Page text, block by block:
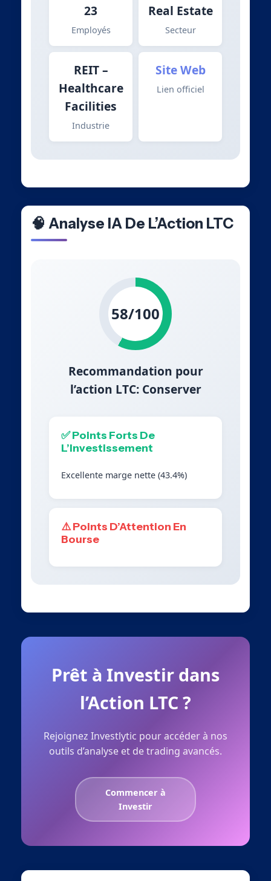
23
Employés
Real Estate
Secteur
REIT –
Healthcare
Facilities
Industrie
Site Web
Lien officiel
🧠 Analyse IA De L’Action LTC
58/100
Recommandation pour
l’action LTC: Conserver
✅ Points Forts De
L’Investissement
Excellente marge nette (43.4%)
⚠️ Points D’Attention En
Bourse
Prêt à Investir dans
l’Action LTC ?
Rejoignez Investlytic pour accéder à nos
outils d’analyse et de trading avancés.
Commencer à
Investir